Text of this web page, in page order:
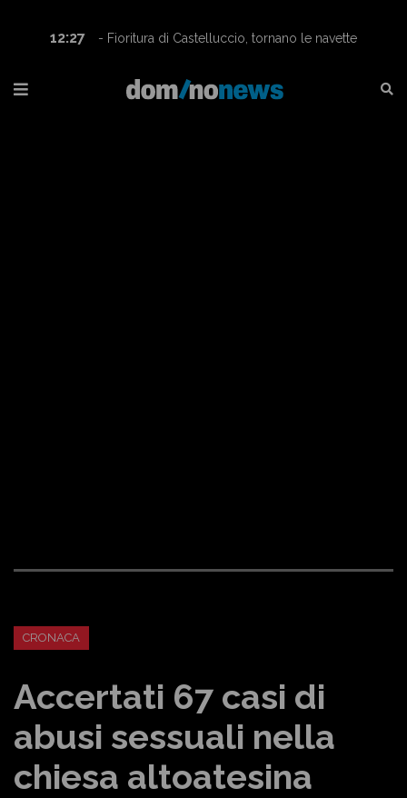
12:27
- Fioritura di Castelluccio, tornano le navette
CRONACA
Accertati 67 casi di
abusi sessuali nella
chiesa altoatesina